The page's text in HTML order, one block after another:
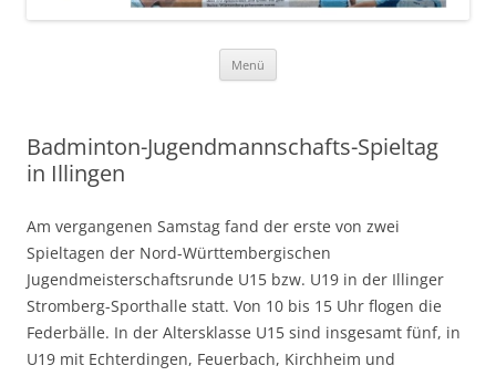
Menü
Badminton-Jugendmannschafts-Spieltag
in Illingen
Am vergangenen Samstag fand der erste von zwei
Spieltagen der Nord-Württembergischen
Jugendmeisterschaftsrunde U15 bzw. U19 in der Illinger
Stromberg-Sporthalle statt. Von 10 bis 15 Uhr flogen die
Federbälle. In der Altersklasse U15 sind insgesamt fünf, in
U19 mit Echterdingen, Feuerbach, Kirchheim und